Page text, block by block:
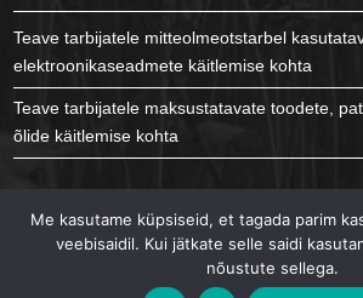
Teave tarbijatele mitteolmeotstarbel
elektroonikaseadmete käitlemise kohta
Teave tarbijatele maksustatavate toodete,
õlide käitlemise kohta
Me kasutame küpsiseid, et tagada parim
veebisaidil. Kui jätkate selle saidi
nõustute sellega.